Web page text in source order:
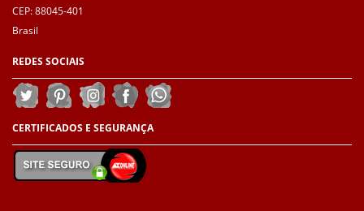
CEP: 88045-401
Brasil
REDESSOCIAIS
CERTIFICADOS E SEGURANÇA